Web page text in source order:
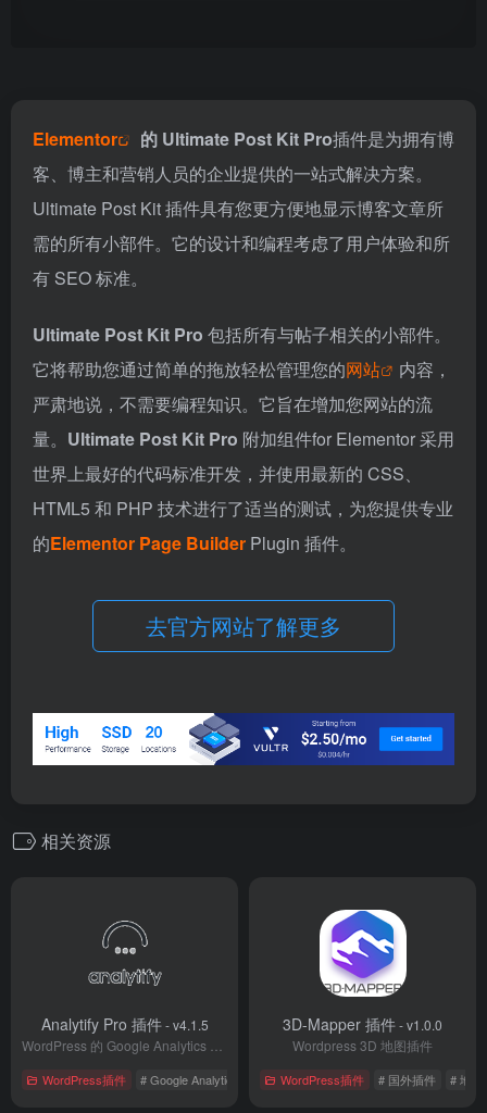
Elementor 的 Ultimate Post Kit Pro插件是为拥有博
客、博主和营销人员的企业提供的一站式解决方案。
Ultimate Post Kit 插件具有您更方便地显示博客文章所
需的所有小部件。它的设计和编程考虑了用户体验和所
有 SEO 标准。
Ultimate Post Kit Pro 包括所有与帖子相关的小部件。
它将帮助您通过简单的拖放轻松管理您的网站
内容，
严肃地说，不需要编程知识。它旨在增加您网站的流
量。 Ultimate Post Kit Pro 附加组件for Elementor 采用
世界上最好的代码标准开发，并使用最新的 CSS、
HTML5 和 PHP 技术进行了适当的测试，为您提供专业
的Elementor Page Builder Plugin 插件。
去官方网站了解更多
相关资源
Analytify Pro 插件- v4.1.5
WordPress插件 # Google Analytics # 国外插件 # 管理插件
3D-Mapper 插件- v1.0.0
Wordpress 3D 地图插件
WordPress插件 # 国外插件 # 地图